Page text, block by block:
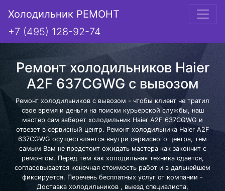
Холодильник РЕМОНТ
+7 (495) 128-92-74
Ремонт холодильников Haier
A2F 637CGWG с вывозом
Ремонт холодильников с вывозом - чтобы клиент не тратил
свое время и деньги на поиски курьерской службы, наш
мастер сам заберет холодильник Haier A2F 637CGWG и
отвезет в сервисный центр. Ремонт холодильника Haier A2F
637CGWG осуществляется внутри сервисного центра, тем
самым Вам не предстоит ожидать мастера как закончит с
ремонтом. Перед тем как холодильная техника сдается,
согласовывается конечная стоимость работ и в дальнейшем
фиксируется. Перечень бесплатных услуг от компании -
Доставка холодильников , выезд специалиста,